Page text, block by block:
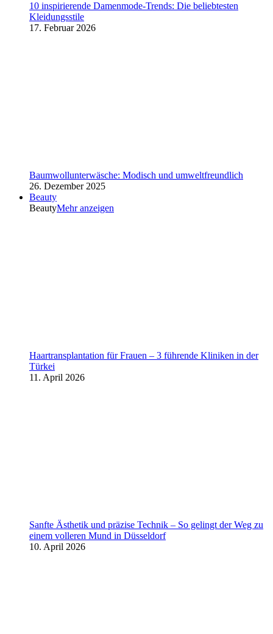
10 inspirierende Damenmode-Trends: Die beliebtesten
Kleidungsstile
17. Februar 2026
Baumwollunterwäsche: Modisch und umweltfreundlich
26. Dezember 2025
Beauty
BeautyMehr anzeigen
Haartransplantation für Frauen – 3 führende Kliniken in der
Türkei
11. April 2026
Sanfte Ästhetik und präzise Technik – So gelingt der Weg zu
einem volleren Mund in Düsseldorf
10. April 2026